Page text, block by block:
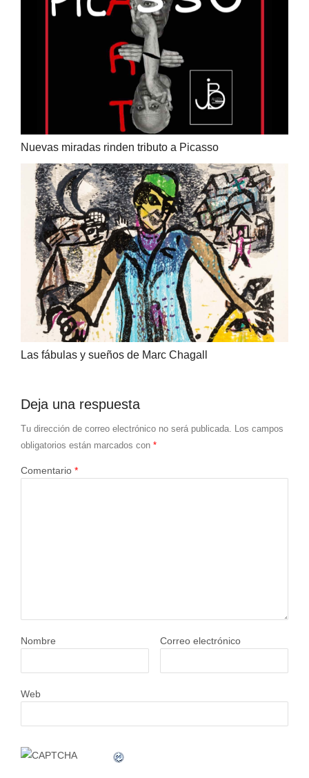
Nuevas miradas rinden tributo a Picasso
Las fábulas y sueños de Marc Chagall
Deja una respuesta
Tu dirección de correo electrónico no será publicada. Los campos
obligatorios están marcados con *
Comentario *
Nombre Correo electrónico
Web